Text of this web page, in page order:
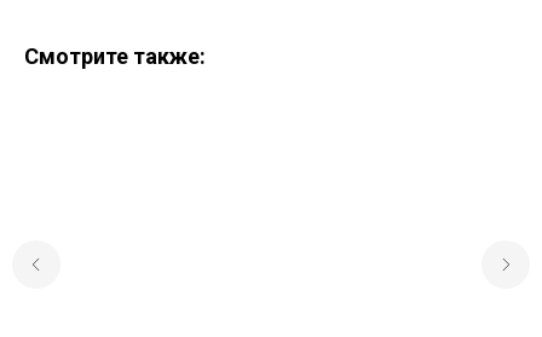
Смотрите также: